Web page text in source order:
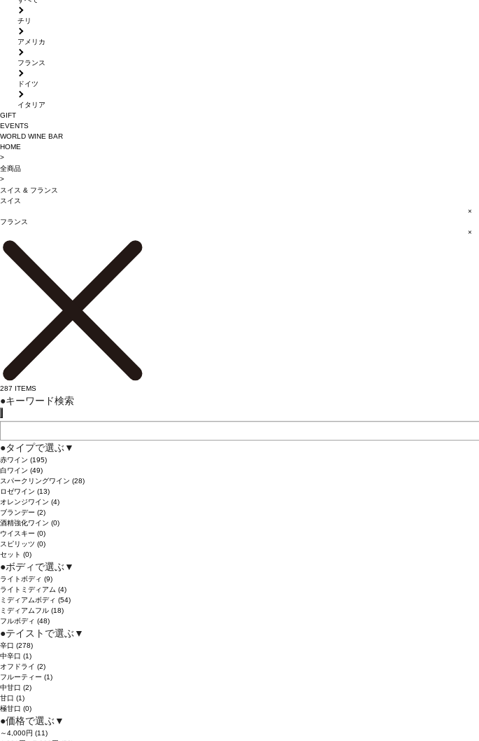
チリ
アメリカ
フランス
ドイツ
イタリア
GIFT
EVENTS
WORLD WINE BAR
HOME
>
全商品
>
スイス & フランス
スイス
×
フランス
×
287 ITEMS
●キーワード検索
●タイプで選ぶ ▼
赤ワイン (195)
白ワイン (49)
スパークリングワイン (28)
ロゼワイン (13)
オレンジワイン (4)
ブランデー (2)
酒精強化ワイン (0)
ウイスキー (0)
スピリッツ (0)
セット (0)
●ボディで選ぶ ▼
ライトボディ (9)
ライトミディアム (4)
ミディアムボディ (54)
ミディアムフル (18)
フルボディ (48)
●テイストで選ぶ ▼
辛口 (278)
中辛口 (1)
オフドライ (2)
フルーティー (1)
中甘口 (2)
甘口 (1)
極甘口 (0)
●価格で選ぶ ▼
～4,000円 (11)